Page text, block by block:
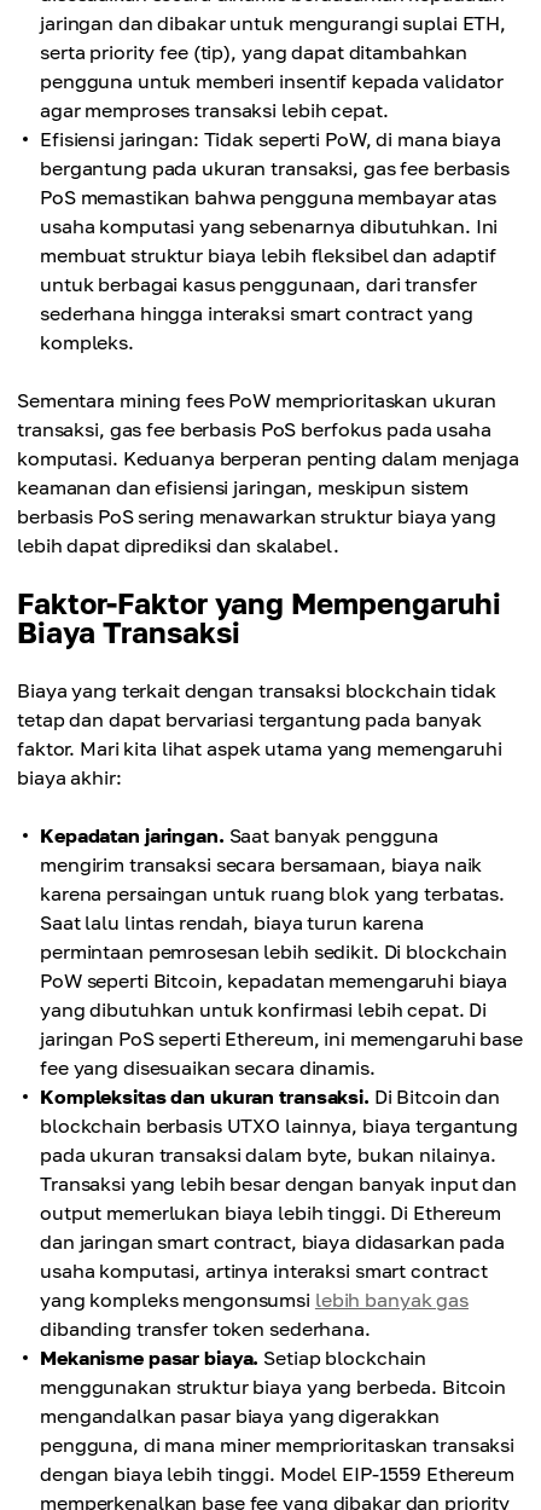
jaringan dan dibakar untuk mengurangi suplai ETH,
serta priority fee (tip), yang dapat ditambahkan
pengguna untuk memberi insentif kepada validator
agar memproses transaksi lebih cepat.
Efisiensi jaringan: Tidak seperti PoW, di mana biaya
bergantung pada ukuran transaksi, gas fee berbasis
PoS memastikan bahwa pengguna membayar atas
usaha komputasi yang sebenarnya dibutuhkan. Ini
membuat struktur biaya lebih fleksibel dan adaptif
untuk berbagai kasus penggunaan, dari transfer
sederhana hingga interaksi smart contract yang
kompleks.
Sementara mining fees PoW memprioritaskan ukuran
transaksi, gas fee berbasis PoS berfokus pada usaha
komputasi. Keduanya berperan penting dalam menjaga
keamanan dan efisiensi jaringan, meskipun sistem
berbasis PoS sering menawarkan struktur biaya yang
lebih dapat diprediksi dan skalabel.
Faktor-Faktor yang Mempengaruhi
Biaya Transaksi
Biaya yang terkait dengan transaksi blockchain tidak
tetap dan dapat bervariasi tergantung pada banyak
faktor. Mari kita lihat aspek utama yang memengaruhi
biaya akhir:
Kepadatan jaringan. Saat banyak pengguna
mengirim transaksi secara bersamaan, biaya naik
karena persaingan untuk ruang blok yang terbatas.
Saat lalu lintas rendah, biaya turun karena
permintaan pemrosesan lebih sedikit. Di blockchain
PoW seperti Bitcoin, kepadatan memengaruhi biaya
yang dibutuhkan untuk konfirmasi lebih cepat. Di
jaringan PoS seperti Ethereum, ini memengaruhi base
fee yang disesuaikan secara dinamis.
Kompleksitas dan ukuran transaksi. Di Bitcoin dan
blockchain berbasis UTXO lainnya, biaya tergantung
pada ukuran transaksi dalam byte, bukan nilainya.
Transaksi yang lebih besar dengan banyak input dan
output memerlukan biaya lebih tinggi. Di Ethereum
dan jaringan smart contract, biaya didasarkan pada
usaha komputasi, artinya interaksi smart contract
yang kompleks mengonsumsi lebih banyak gas
dibanding transfer token sederhana.
Mekanisme pasar biaya. Setiap blockchain
menggunakan struktur biaya yang berbeda. Bitcoin
mengandalkan pasar biaya yang digerakkan
pengguna, di mana miner memprioritaskan transaksi
dengan biaya lebih tinggi. Model EIP-1559 Ethereum
memperkenalkan base fee yang dibakar dan priority